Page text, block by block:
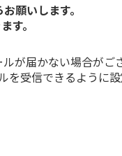
願いします。
す。
が届かない場合がご
を受信できるように